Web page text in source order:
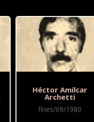
Héctor Amilcar
Archetti
fines/09/1980